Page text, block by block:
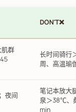
DON'T❌
群
长时间骑行
周、高温瑜
夜间
笔记本放大
泉＞38℃、
min